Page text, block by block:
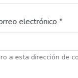
electrónico *
a esta dirección de